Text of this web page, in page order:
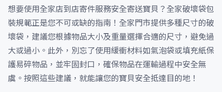
想要使用全家店到店寄件服務安全寄送寶貝？全家破壞袋包
裝規範正是您不可或缺的指南！全家門市提供多種尺寸的破
壞袋，建議您根據物品大小及重量選擇合適的尺寸，避免過
大或過小。此外，別忘了使用緩衝材料如氣泡袋或填充紙保
護易碎物品，並牢固封口，確保物品在運輸過程中安全無
虞。按照這些建議，就能讓您的寶貝安全抵達目的地！